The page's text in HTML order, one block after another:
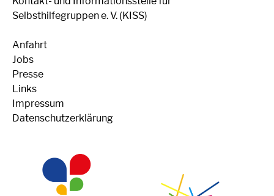
Selbsthilfegruppen e. V. (KISS)
Anfahrt
Jobs
Presse
Links
Impressum
Datenschutzerklärung